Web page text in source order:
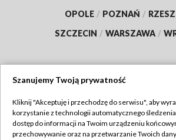
OPOLE / POZNAŃ /
SZCZECIN / WARSZAWA /
TVP
Abonament TVP
Regulamin TVP
Szanujemy Twoją prywatność
Kliknij "Akceptuję i przechodzę do serwisu", aby
korzystanie z technologii automatycznego
dostęp do informacji na Twoim urządzeniu
przechowywanie oraz na przetwarzanie Twoich